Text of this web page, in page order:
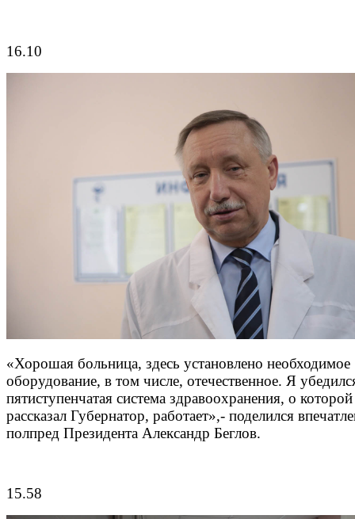
16.10
«Хорошая больница, здесь установлено необходимое
оборудование, в том числе, отечественное. Я
пятиступенчатая система здравоохранения, о которой
рассказал Губернатор, работает»,- поделился
полпред Президента Александр Беглов.
15.58